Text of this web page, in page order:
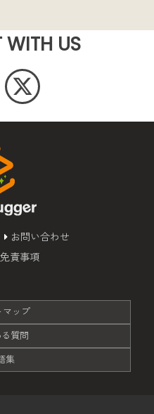
US
お問い合わせ
免責事項
ップ
質問
集